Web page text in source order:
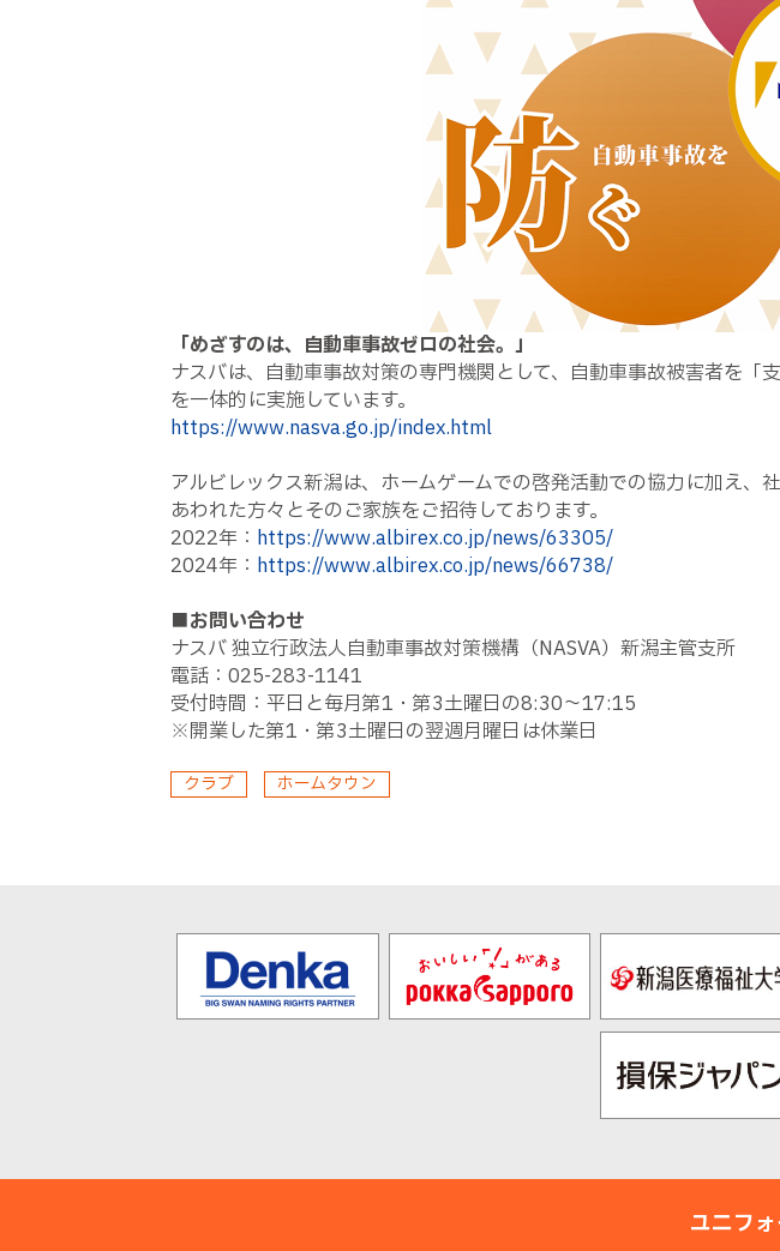
「めざすのは、自動車事故ゼロの社会。」
ナスバは、自動車事故対策の専門機関として、自動車事故被害者を
を一体的に実施しています。
https://www.nasva.go.jp/index.html
アルビレックス新潟は、ホームゲームでの啓発活動での協力に加え
あわれた方々とそのご家族をご招待しております。
2022年： https://www.albirex.co.jp/news/63305/
2024年： https://www.albirex.co.jp/news/66738/
■お問い合わせ
ナスバ 独立行政法人自動車事故対策機構（NASVA）新潟主管支所
電話：025-283-1141
受付時間：平日と毎月第1・第3土曜日の8:30～17:15
※開業した第1・第3土曜日の翌週月曜日は休業日
クラブ ホームタウン
ユニフ